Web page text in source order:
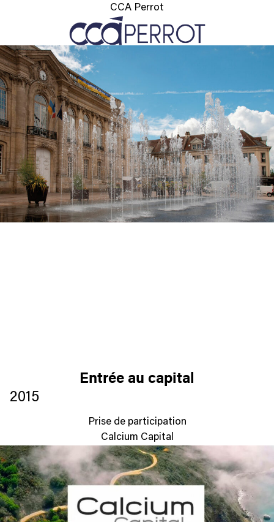
CCA Perrot
Entrée au capital
2015
Prise de participation
Calcium Capital